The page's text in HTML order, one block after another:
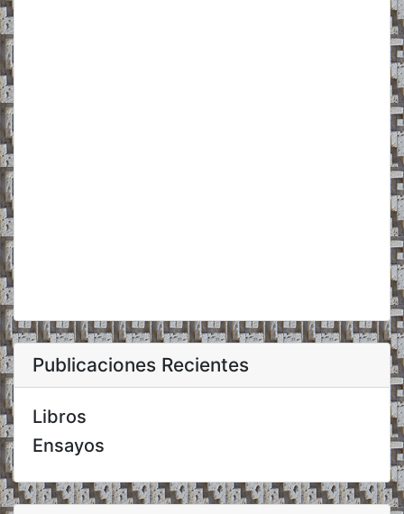
Publicaciones Recientes
Libros
Ensayos